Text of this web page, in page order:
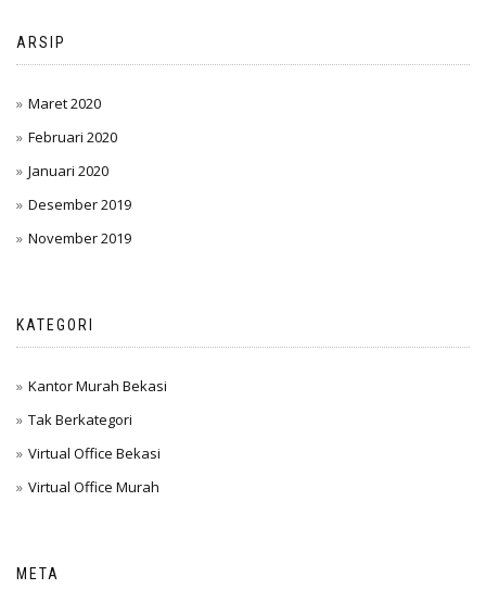
ARSIP
Maret 2020
Februari 2020
Januari 2020
Desember 2019
November 2019
KATEGORI
Kantor Murah Bekasi
Tak Berkategori
Virtual Office Bekasi
Virtual Office Murah
META